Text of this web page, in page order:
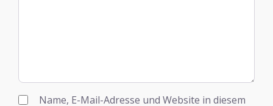
Name, E-Mail-Adresse und Website in diesem